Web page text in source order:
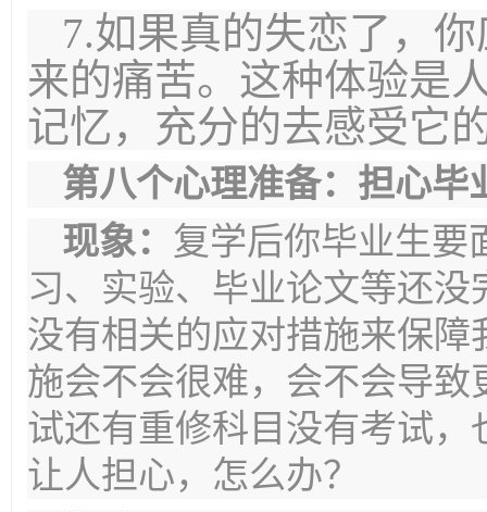
7.如果真的失恋了，
来的痛苦。这种体验是
记忆，充分的去感受它
第八个心理准备：担心毕
现象： 复学后你毕业生要
习、实验、毕业论文等还
没有相关的应对措施来保
施会不会很难，会不会导
试还有重修科目没有考试
让人担心，怎么办？